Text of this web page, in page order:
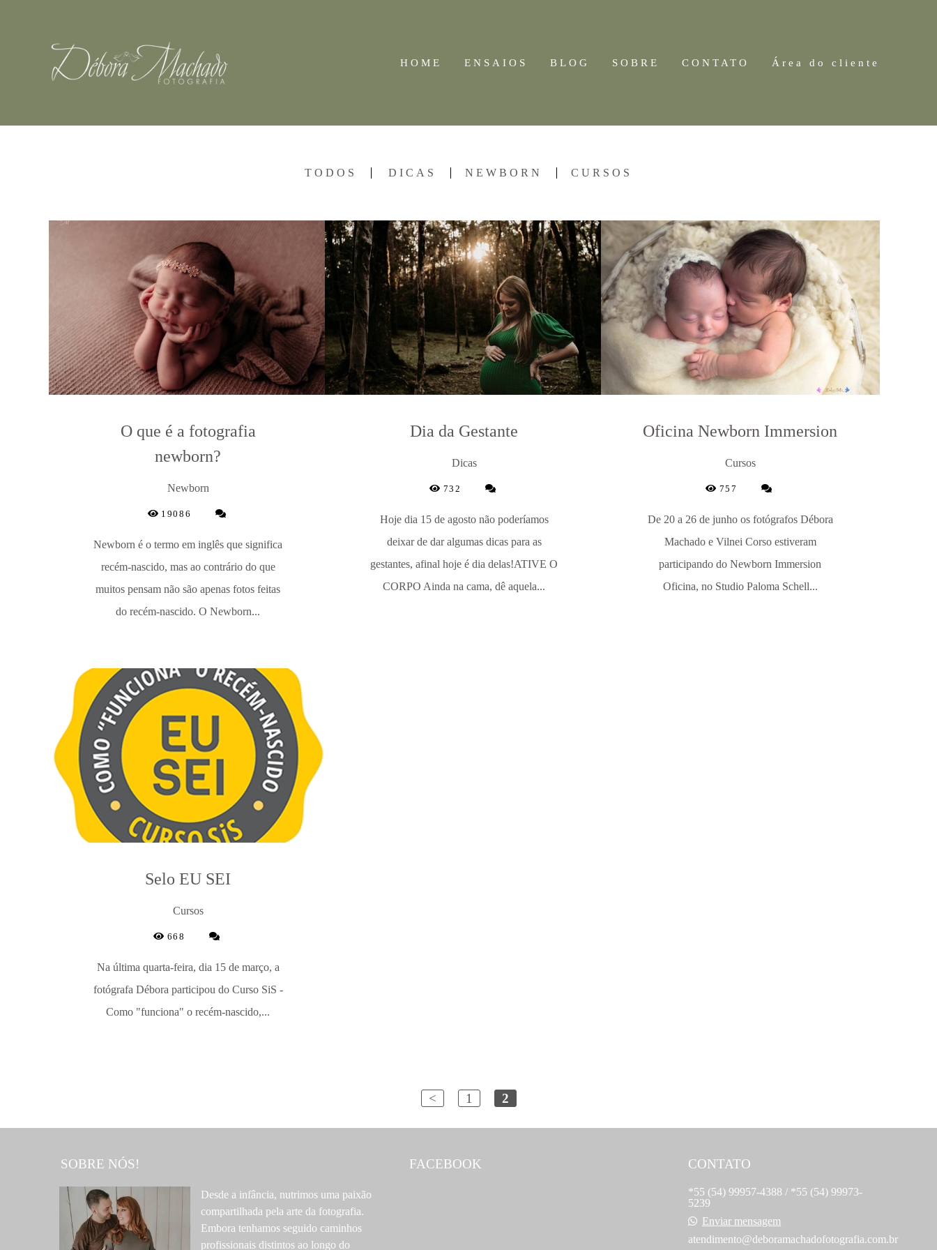
HOME ENSAIOS BLOG SOBRE CONTATO Área do cliente
TODOS DICAS NEWBORN CURSOS
O que é a fotografia
newborn?
Newborn
19086
Newborn é o termo em inglês que significa
recém-nascido, mas ao contrário do que
muitos pensam não são apenas fotos feitas
do recém-nascido. O Newborn...
Dia da Gestante
Dicas
732
Hoje dia 15 de agosto não poderíamos
deixar de dar algumas dicas para as
gestantes, afinal hoje é dia delas!ATIVE O
CORPO Ainda na cama, dê aquela...
Oficina Newborn Immersion
Cursos
757
De 20 a 26 de junho os fotógrafos Débora
Machado e Vilnei Corso estiveram
participando do Newborn Immersion
Oficina, no Studio Paloma Schell...
Selo EU SEI
Cursos
668
Na última quarta-feira, dia 15 de março, a
fotógrafa Débora participou do Curso SiS -
Como "funciona" o recém-nascido,...
< 1 2
SOBRE NÓS!
Desde a infância, nutrimos uma paixão
compartilhada pela arte da fotografia.
Embora tenhamos seguido caminhos
profissionais distintos ao longo do
FACEBOOK CONTATO
*55 (54) 99957-4388 / *55 (54) 99973-
5239
Enviar mensagem
atendimento@deboramachadofotografia.com.br